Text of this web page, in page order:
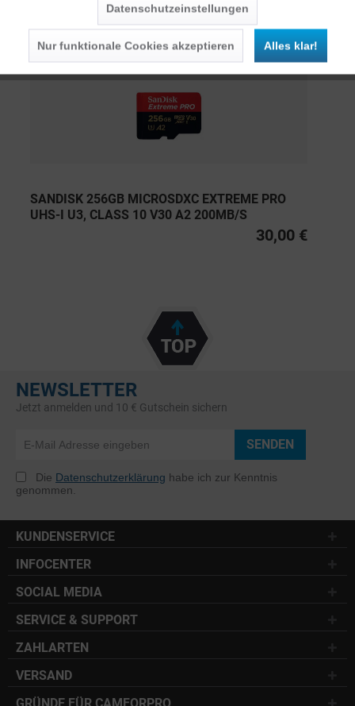
SANDISK 256GB MICROSDXC EXTREME PRO
UHS-I U3, CLASS 10 V30 A2 200MB/S
30,00 €
NEWSLETTER
Jetzt anmelden und 10 € Gutschein sichern
SENDEN
Die Datenschutzerklärung habe ich zur Kenntnis
genommen.
KUNDENSERVICE
INFOCENTER
SOCIAL MEDIA
SERVICE & SUPPORT
ZAHLARTEN
VERSAND
GRÜNDE FÜR CAMFORPRO
Datenschutzeinstellungen
Nur funktionale Cookies akzeptieren Alles klar!